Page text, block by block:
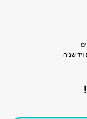
שניה